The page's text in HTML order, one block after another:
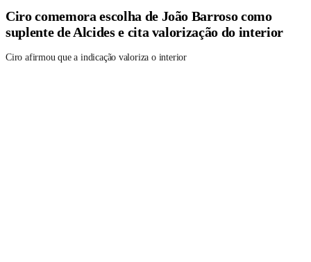
Ciro comemora escolha de João Barroso como
suplente de Alcides e cita valorização do interior
Ciro afirmou que a indicação valoriza o interior